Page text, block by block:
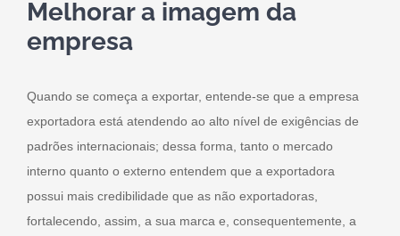
Melhorar a imagem da
empresa
Quando se começa a exportar, entende-se que a empresa
exportadora está atendendo ao alto nível de exigências de
padrões internacionais; dessa forma, tanto o mercado
interno quanto o externo entendem que a exportadora
possui mais credibilidade que as não exportadoras,
fortalecendo, assim, a sua marca e, consequentemente, a